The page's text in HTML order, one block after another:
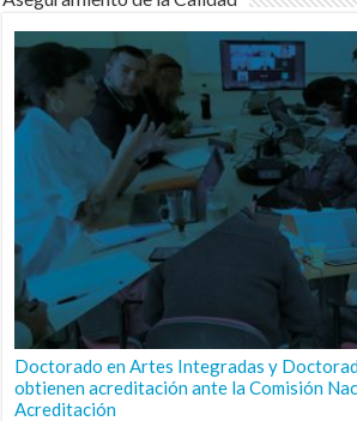
Doctorado en Artes Integradas y
obtienen acreditación ante la Comisión
Acreditación